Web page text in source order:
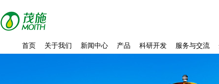
首页 关于我们 新闻中心 产品 科研开发 服务与交流